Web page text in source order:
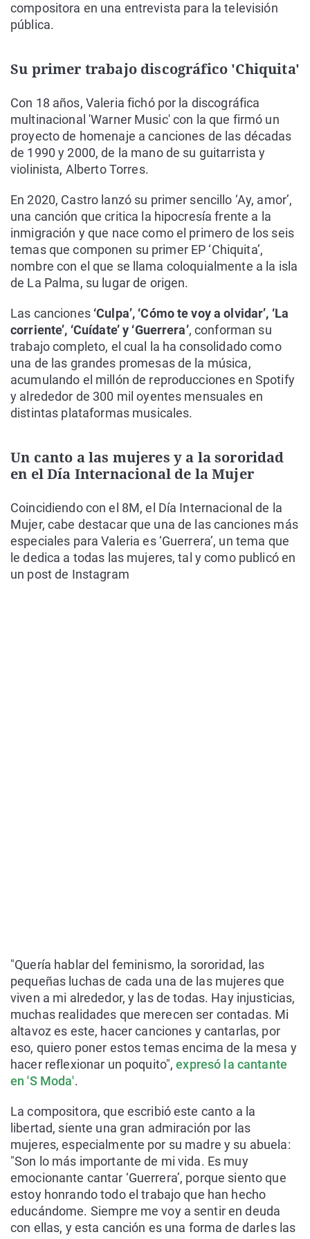
compositora en una entrevista para la televisión
pública.
Su primer trabajo discográfico 'Chiquita'
Con 18 años, Valeria fichó por la discográfica
multinacional 'Warner Music' con la que firmó un
proyecto de homenaje a canciones de las décadas
de 1990 y 2000, de la mano de su guitarrista y
violinista, Alberto Torres.
En 2020, Castro lanzó su primer sencillo ‘Ay, amor’,
una canción que critica la hipocresía frente a la
inmigración y que nace como el primero de los seis
temas que componen su primer EP ‘Chiquita’,
nombre con el que se llama coloquialmente a la isla
de La Palma, su lugar de origen.
Las canciones ‘Culpa’, ‘Cómo te voy a olvidar’, ‘La
corriente’, ‘Cuídate’ y ‘Guerrera’, conforman su
trabajo completo, el cual la ha consolidado como
una de las grandes promesas de la música,
acumulando el millón de reproducciones en Spotify
y alrededor de 300 mil oyentes mensuales en
distintas plataformas musicales.
Un canto a las mujeres y a la sororidad
en el Día Internacional de la Mujer
Coincidiendo con el 8M, el Día Internacional de la
Mujer, cabe destacar que una de las canciones más
especiales para Valeria es ‘Guerrera’, un tema que
le dedica a todas las mujeres, tal y como publicó en
un post de Instagram
"Quería hablar del feminismo, la sororidad, las
pequeñas luchas de cada una de las mujeres que
viven a mi alrededor, y las de todas. Hay injusticias,
muchas realidades que merecen ser contadas. Mi
altavoz es este, hacer canciones y cantarlas, por
eso, quiero poner estos temas encima de la mesa y
hacer reflexionar un poquito",expresó la cantante
en 'S Moda'.
La compositora, que escribió este canto a la
libertad, siente una gran admiración por las
mujeres, especialmente por su madre y su abuela:
"Son lo más importante de mi vida. Es muy
emocionante cantar ‘Guerrera’, porque siento que
estoy honrando todo el trabajo que han hecho
educándome. Siempre me voy a sentir en deuda
con ellas, y esta canción es una forma de darles las